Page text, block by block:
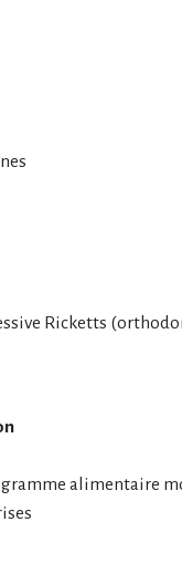
Ricketts
alimentaire